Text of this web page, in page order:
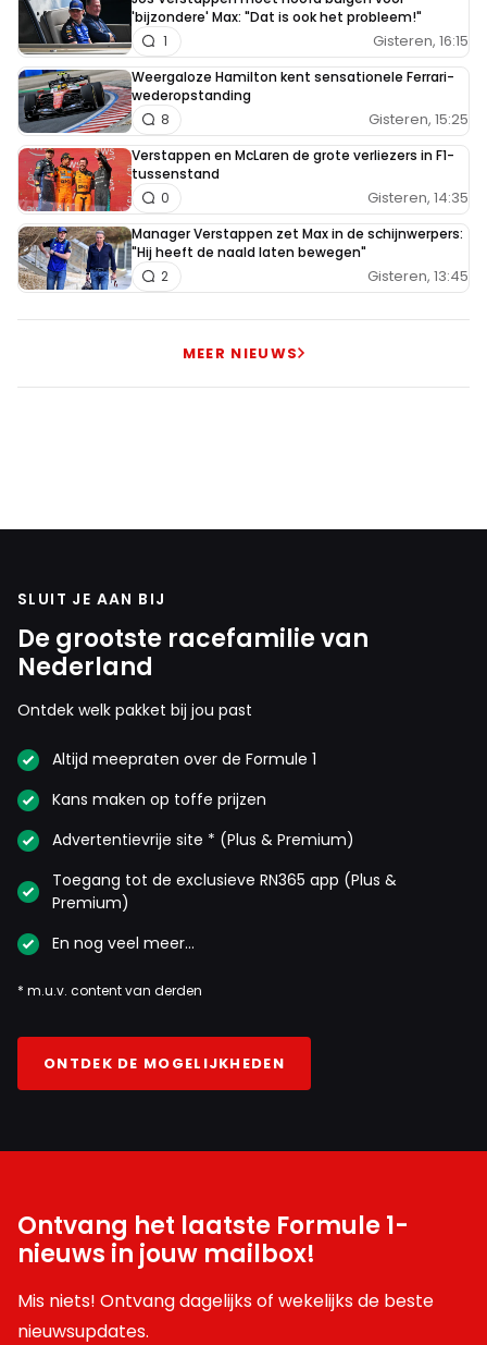
'bijzondere' Max: "Dat is ook het probleem!"
Gisteren, 16:15
1
Weergaloze Hamilton kent sensationele Ferrari-
wederopstanding
Gisteren, 15:25
8
Verstappen en McLaren de grote verliezers in F1-
tussenstand
Gisteren, 14:35
0
Manager Verstappen zet Max in de schijnwerpers:
"Hij heeft de naald laten bewegen"
Gisteren, 13:45
2
MEER NIEUWS
SLUIT JE AAN BIJ
De grootste racefamilie van
Nederland
Ontdek welk pakket bij jou past
Altijd meepraten over de Formule 1
Kans maken op toffe prijzen
Advertentievrije site * (Plus & Premium)
Toegang tot de exclusieve RN365 app (Plus &
Premium)
En nog veel meer…
* m.u.v. content van derden
ONTDEK DE MOGELIJKHEDEN
Ontvang het laatste Formule 1-
nieuws in jouw mailbox!
Mis niets! Ontvang dagelijks of wekelijks de beste
nieuwsupdates.